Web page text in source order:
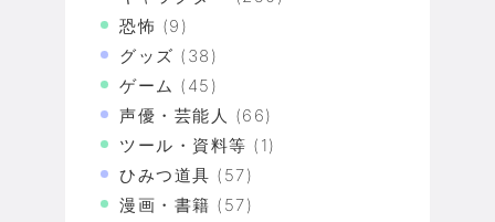
恐怖 (9)
グッズ (38)
ゲーム (45)
声優・芸能人 (66)
ツール・資料等 (1)
ひみつ道具 (57)
漫画・書籍 (57)